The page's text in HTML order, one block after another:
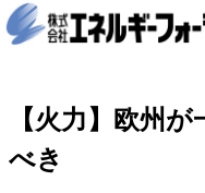
【火力】欧州
べき